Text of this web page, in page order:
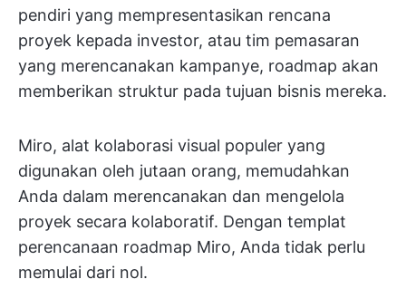
pendiri yang mempresentasikan rencana
proyek kepada investor, atau tim pemasaran
yang merencanakan kampanye, roadmap akan
memberikan struktur pada tujuan bisnis mereka.
Miro, alat kolaborasi visual populer yang
digunakan oleh jutaan orang, memudahkan
Anda dalam merencanakan dan mengelola
proyek secara kolaboratif. Dengan templat
perencanaan roadmap Miro, Anda tidak perlu
memulai dari nol.